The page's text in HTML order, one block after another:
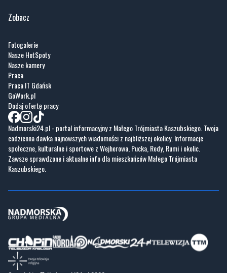
Zobacz
Fotogalerie
Nasze HotSpoty
Nasze kamery
Praca
Praca IT Gdańsk
GoWork.pl
Dodaj ofertę pracy
Nadmorski24.pl - portal informacyjny z Małego Trójmiasta Kaszubskiego. Twoja
codzienna dawka najnowszych wiadomości z najbliższej okolicy. Informacje
społeczne, kulturalne i sportowe z Wejherowa, Pucka, Redy, Rumi i okolic.
Zawsze sprawdzone i aktualne info dla mieszkańców Małego Trójmiasta
Kaszubskiego.